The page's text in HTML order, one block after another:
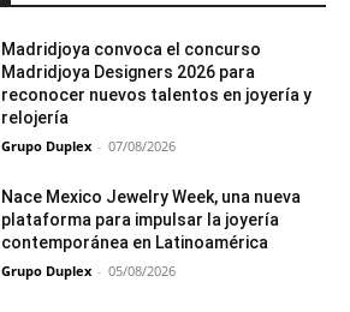
Madridjoya convoca el concurso
Madridjoya Designers 2026 para
reconocer nuevos talentos en joyería y
relojería
Grupo Duplex - 07/08/2026
Nace Mexico Jewelry Week, una nueva
plataforma para impulsar la joyería
contemporánea en Latinoamérica
Grupo Duplex - 05/08/2026